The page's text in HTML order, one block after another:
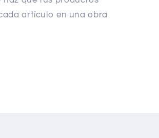
artículo en una obra